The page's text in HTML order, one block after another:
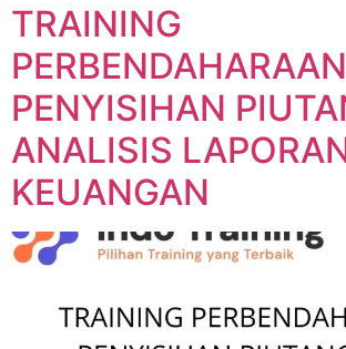
TRAINING
PERBENDAHARAAN
PENYISIHAN
ANALISIS
KEUANGAN